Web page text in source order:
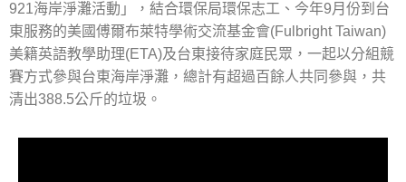
921海岸淨灘活動」，結合環保局環保志工、今年9月份到台
東服務的美國傅爾布萊特學術交流基金會(Fulbright Taiwan)
美籍英語教學助理(ETA)及台東接待家庭民眾，一起以分組競
賽方式參與台東海岸淨灘，總計有超過百餘人共同參與，共
清出388.5公斤的垃圾。